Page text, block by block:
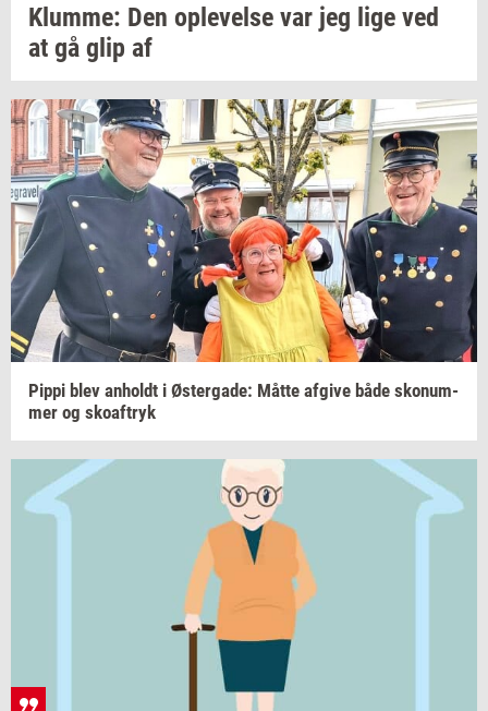
Klum­me: Den op­le­vel­se var jeg lige ved
at gå glip af
Pippi blev an­holdt i Øster­ga­de: Måtte af­gi­ve både skonum­
mer og sko­af­tryk